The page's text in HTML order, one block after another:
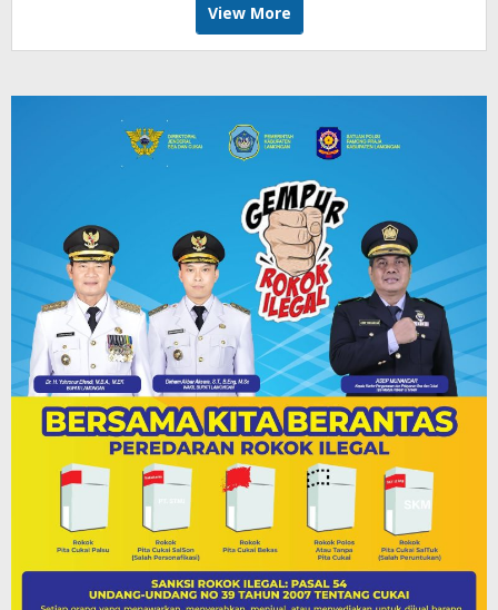
View More